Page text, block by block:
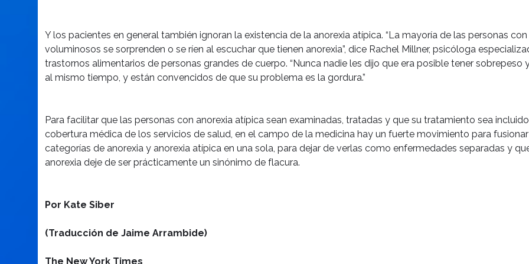
Y los pacientes en general también ignoran la existencia de la anorexia atípica. “La mayoría de las personas
voluminosos se sorprenden o se ríen al escuchar que tienen anorexia”, dice Rachel Millner, psicóloga
trastornos alimentarios de personas grandes de cuerpo. “Nunca nadie les dijo que era posible tener sobrepeso
al mismo tiempo, y están convencidos de que su problema es la gordura.”
Para facilitar que las personas con anorexia atípica sean examinadas, tratadas y que su tratamiento sea
cobertura médica de los servicios de salud, en el campo de la medicina hay un fuerte movimiento para
categorías de anorexia y anorexia atípica en una sola, para dejar de verlas como enfermedades separadas y
anorexia deje de ser prácticamente un sinónimo de flacura.
Por Kate Siber
(Traducción de Jaime Arrambide)
The New York Times